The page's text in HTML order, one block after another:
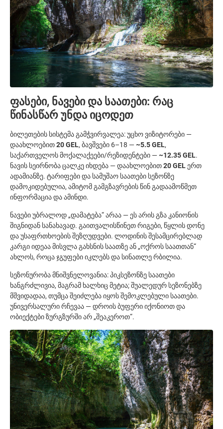
ფასები, ნავები და საათები: რაც
წინასწარ უნდა იცოდეთ
ბილეთების სისტემა გამჭვირვალეა: უცხო ვიზიტორები —
დაახლოებით20 GEL, ბავშვები 6–18 —~5.5 GEL,
საქართველოს მოქალაქეები/რეზიდენტები —~12.35 GEL.
ნავის სეირნობა ცალკე იხდება — დაახლოებით20 GELერთ
ადამიანზე. ტარიფები და სამუშაო საათები სეზონზე
დამოკიდებულია, ამიტომ გამგზავრების წინ გადაამოწმეთ
ინფორმაცია და ამინდი.
ნავები უბრალოდ „დამატება“ არაა — ეს არის გზა კანიონის
შიგნიდან სანახავად. გაითვალისწინეთ რიგები, წყლის დონე
და უსაფრთხოების შეზღუდვები. ლოდინის შესამცირებლად
კარგი იდეაა მისვლა გახსნის საათზე ან „ოქროს საათთან“
ახლოს, როცა ჯგუფები იკლებს და სინათლე რბილია.
სეზონურობა მნიშვნელოვანია: პიკსეზონზე საათები
ხანგრძლივია, მაგრამ ხალხიც მეტია; შუალედურ სეზონებზე
მშვიდადაა, თუმცა შეიძლება იყოს შემოკლებული საათები.
უნივერსალური რჩევაა — დროის ბუფერი იქონიოთ და
ობიექტები ზურგზურში არ „შეაკეროთ“.